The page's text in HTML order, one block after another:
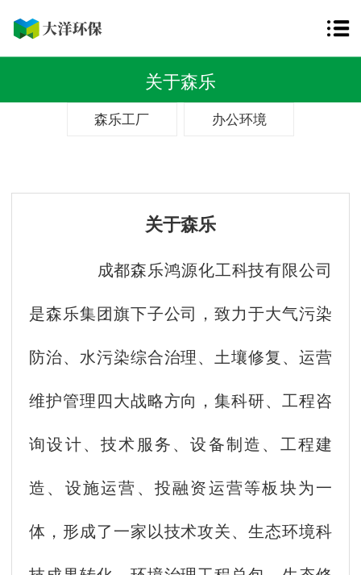
关于森乐
森乐工厂 办公环境
关于森乐
成都森乐鸿源化工科技有限公司
是森乐集团旗下子公司，致力于大气污染
防治、水污染综合治理、土壤修复、运营
维护管理四大战略方向，集科研、工程咨
询设计、技术服务、设备制造、工程建
造、设施运营、投融资运营等板块为一
体，形成了一家以技术攻关、生态环境科